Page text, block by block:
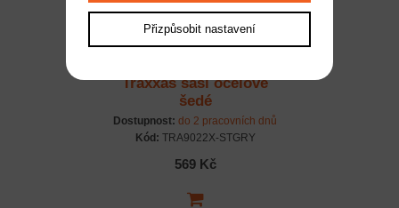
Traxxas šasi ocelově
šedé
Dostupnost: do 2 pracovních dnů
Kód: TRA9022X-STGRY
569 Kč
Přizpůsobit nastavení